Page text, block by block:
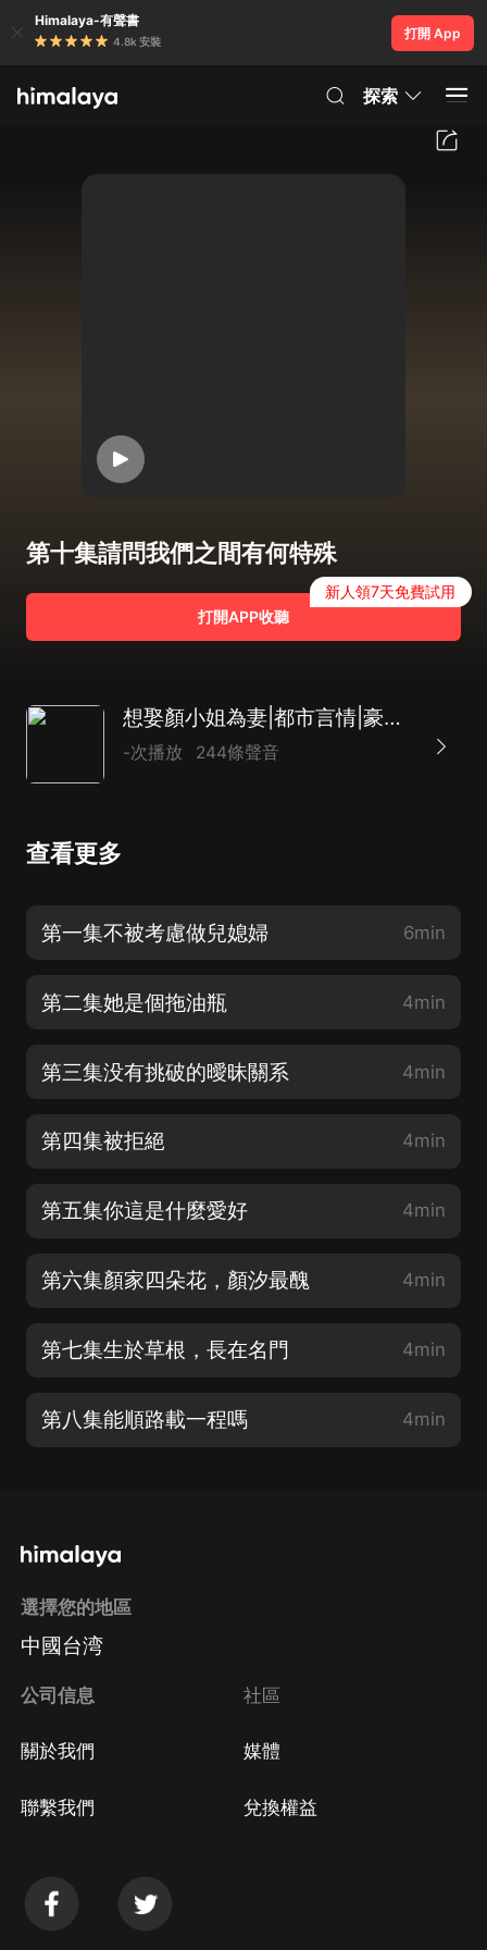
Himalaya-有聲書
4.8k 安裝
打開 App
探索
第十集請問我們之間有何特殊
打開APP收聽
新人領7天免費試用
想娶顏小姐為妻|都市言情|豪門|AI多播
-次播放 244條聲音
查看更多
第一集不被考慮做兒媳婦 6min
第二集她是個拖油瓶 4min
第三集没有挑破的曖昧關系 4min
第四集被拒絕 4min
第五集你這是什麼愛好 4min
第六集顏家四朵花，顏汐最醜 4min
第七集生於草根，長在名門 4min
第八集能順路載一程嗎 4min
選擇您的地區
中國台湾
公司信息
關於我們
聯繫我們
社區
媒體
兌換權益